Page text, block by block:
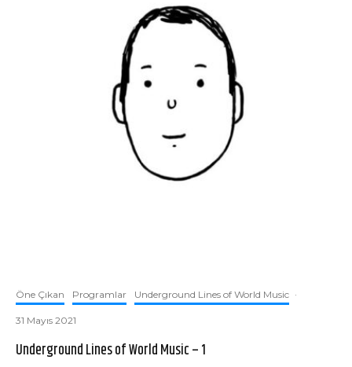
Öne Çıkan Programlar Underground Lines of World Music ·
31 Mayıs 2021
Underground Lines of World Music – 1